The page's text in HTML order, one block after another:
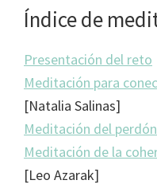
Índice de
Presentación del reto
Meditación para
[Natalia Salinas]
Meditación del perdón
Meditación de la
[Leo Azarak]